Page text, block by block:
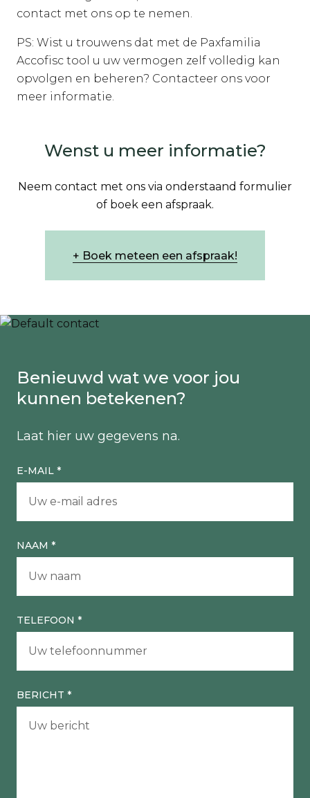
contact met ons op te nemen.
PS: Wist u trouwens dat met de Paxfamilia
Accofisc tool u uw vermogen zelf volledig kan
opvolgen en beheren? Contacteer ons voor
meer informatie.
Wenst u meer informatie?
Neem contact met ons via onderstaand formulier
of boek een afspraak.
Boek meteen een afspraak!
Benieuwd wat we voor jou
kunnen betekenen?
Laat hier uw gegevens na.
E-MAIL *
NAAM *
TELEFOON *
BERICHT *